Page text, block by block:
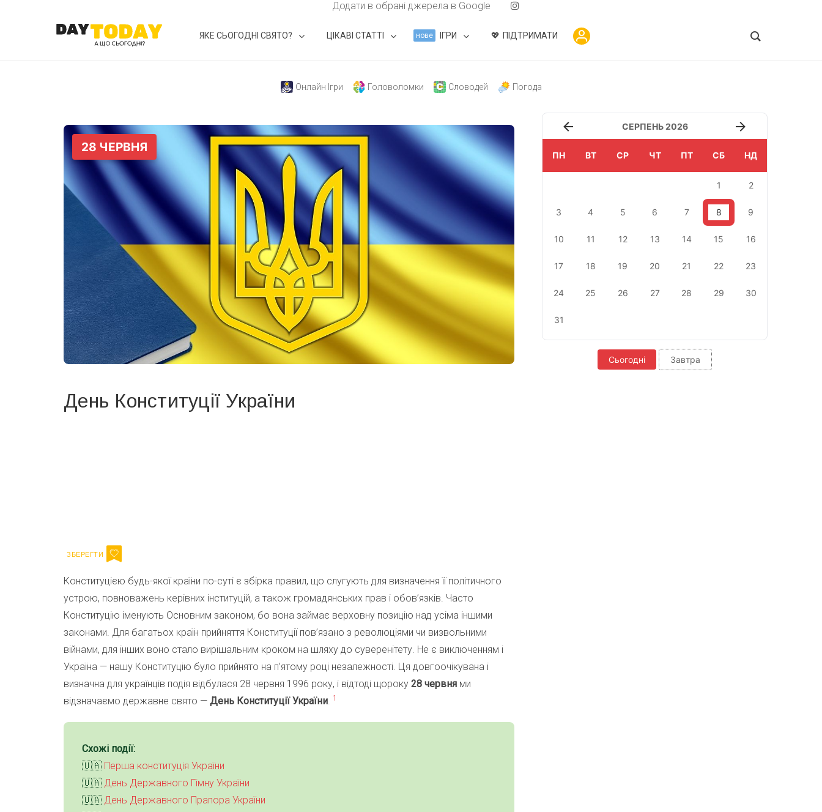
Додати в обрані джерела в Google
ЯКЕ СЬОГОДНІ СВЯТО? ЦІКАВІ СТАТТІ нове ІГРИ ПІДТРИМАТИ
Онлайн Ігри Головоломки Словодей Погода
День Конституції України
Конституцією будь-якої країни по-суті є збірка правил, що слугують для визначення її політичного
устрою, повноважень керівних інституцій, а також громадянських прав і обов’язків. Часто
Конституцію іменують Основним законом, бо вона займає верховну позицію над усіма іншими
законами. Для багатьох країн прийняття Конституції пов’язано з революціями чи визвольними
війнами, для інших воно стало вирішальним кроком на шляху до суверенітету. Не є виключенням і
Україна — нашу Конституцію було прийнято на п’ятому році незалежності. Ця довгоочікувана і
визначна для українців подія відбулася 28 червня 1996 року, і відтоді щороку 28 червня ми
відзначаємо державне свято — День Конституції України. 1
Схожі події:
🇺🇦 Перша конституція України
🇺🇦 День Державного Гімну України
🇺🇦 День Державного Прапора України
СЕРПЕНЬ 2026
ПН ВТ СР ЧТ ПТ СБ НД
1 2
3 4 5 6 7 8 9
10 11 12 13 14 15 16
17 18 19 20 21 22 23
24 25 26 27 28 29 30
31
Сьогодні Завтра